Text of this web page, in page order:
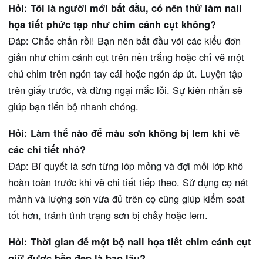
Hỏi: Tôi là người mới bắt đầu, có nên thử làm nail
họa tiết phức tạp như chim cánh cụt không?
Đáp: Chắc chắn rồi! Bạn nên bắt đầu với các kiểu đơn
giản như chim cánh cụt trên nền trắng hoặc chỉ vẽ một
chú chim trên ngón tay cái hoặc ngón áp út. Luyện tập
trên giấy trước, và đừng ngại mắc lỗi. Sự kiên nhẫn sẽ
giúp bạn tiến bộ nhanh chóng.
Hỏi: Làm thế nào để màu sơn không bị lem khi vẽ
các chi tiết nhỏ?
Đáp: Bí quyết là sơn từng lớp mỏng và đợi mỗi lớp khô
hoàn toàn trước khi vẽ chi tiết tiếp theo. Sử dụng cọ nét
mảnh và lượng sơn vừa đủ trên cọ cũng giúp kiểm soát
tốt hơn, tránh tình trạng sơn bị chảy hoặc lem.
Hỏi: Thời gian để một bộ nail họa tiết chim cánh cụt